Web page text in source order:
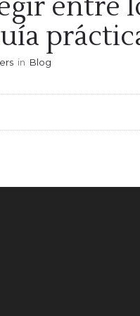
entre
in Blog